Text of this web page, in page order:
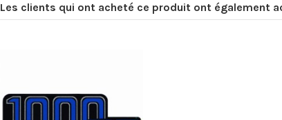
Les clients qui ont acheté ce produit ont également